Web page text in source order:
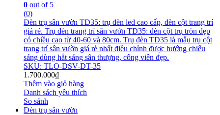
0 out of 5
(0)
Đèn trụ sân vườn TD35: trụ đèn led cao cấp, đèn cột trang trí
giá rẻ. Trụ đèn trang trí sân vườn TD35: đèn cột trụ tròn đẹp
có chiều cao từ 40-60 và 80cm. Trụ đèn TD35 là mẫu trụ cột
trang trí sân vườn giá rẻ nhất điều chỉnh được hướng chiếu
sáng dùng hắt sáng sân thượng, công viên đẹp.
SKU: TLO-DSV-DT-35
1.700.000₫
Thêm vào giỏ hàng
Danh sách yêu thích
So sánh
Đèn trụ sân vườn